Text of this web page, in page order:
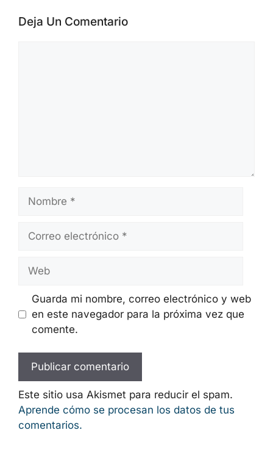
Deja Un Comentario
electrónico
Guarda mi nombre, correo electrónico y web
en este navegador para la próxima vez que
comente.
Este sitio usa Akismet para reducir el spam.
Aprende cómo se procesan los datos de tus
comentarios.